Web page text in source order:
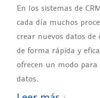
En los sistemas de
cada día muchos
crear nuevos datos de
de forma rápida y
ofrecen un modo
datos.